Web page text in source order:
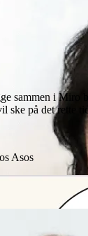
sammen i Miro
ske på det rette
Asos